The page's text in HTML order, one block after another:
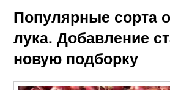
Популярные сорта
лука. Добавление
новую подборку